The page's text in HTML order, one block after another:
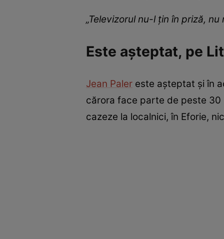
„Televizorul nu-l țin în priză,
Este așteptat, pe
Jean Paler este așteptat și în
cărora face parte de peste 30
cazeze la localnici, în Eforie,